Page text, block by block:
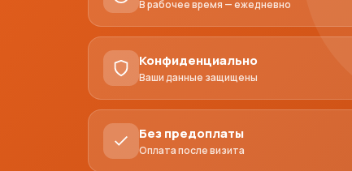
В рабочее время — ежедневно
Конфиденциально
Ваши данные защищены
Без предоплаты
Оплата после визита